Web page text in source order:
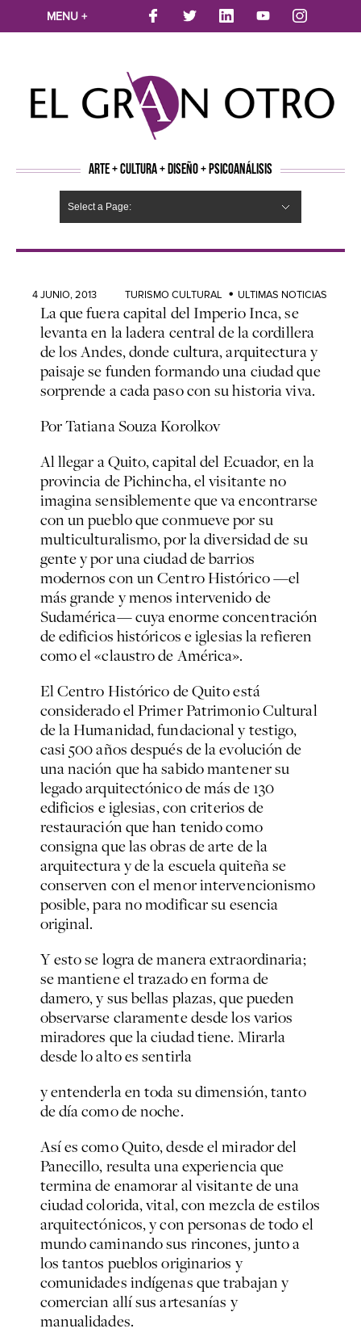
MENU +
ARTE + CULTURA + DISEÑO + PSICOANÁLISIS
Select a Page:
4 JUNIO, 2013 TURISMO CULTURAL ULTIMAS NOTICIAS
La que fuera capital del Imperio Inca, se
levanta en la ladera central de la cordillera
de los Andes, donde cultura, arquitectura y
paisaje se funden formando una ciudad que
sorprende a cada paso con su historia viva.
Por Tatiana Souza Korolkov
Al llegar a Quito, capital del Ecuador, en la
provincia de Pichincha, el visitante no
imagina sensiblemente que va encontrarse
con un pueblo que conmueve por su
multiculturalismo, por la diversidad de su
gente y por una ciudad de barrios
modernos con un Centro Histórico —el
más grande y menos intervenido de
Sudamérica— cuya enorme concentración
de edificios históricos e iglesias la refieren
como el «claustro de América».
El Centro Histórico de Quito está
considerado el Primer Patrimonio Cultural
de la Humanidad, fundacional y testigo,
casi 500 años después de la evolución de
una nación que ha sabido mantener su
legado arquitectónico de más de 130
edificios e iglesias, con criterios de
restauración que han tenido como
consigna que las obras de arte de la
arquitectura y de la escuela quiteña se
conserven con el menor intervencionismo
posible, para no modificar su esencia
original.
Y esto se logra de manera extraordinaria;
se mantiene el trazado en forma de
damero, y sus bellas plazas, que pueden
observarse claramente desde los varios
miradores que la ciudad tiene. Mirarla
desde lo alto es sentirla
y entenderla en toda su dimensión, tanto
de día como de noche.
Así es como Quito, desde el mirador del
Panecillo, resulta una experiencia que
termina de enamorar al visitante de una
ciudad colorida, vital, con mezcla de estilos
arquitectónicos, y con personas de todo el
mundo caminando sus rincones, junto a
los tantos pueblos originarios y
comunidades indígenas que trabajan y
comercian allí sus artesanías y
manualidades.